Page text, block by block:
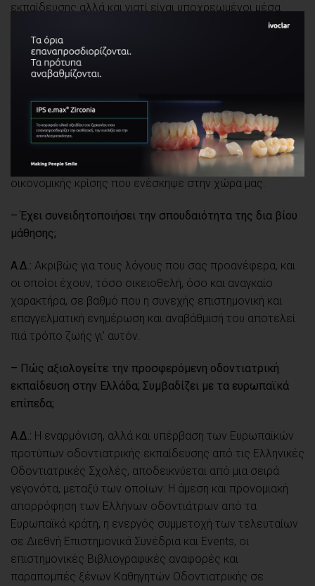
εκπαίδευσης αλλά και γιατί είναι υποχρεωμένοι μέσα
επαγγελματικής αγοράς. Τίθεται δηλαδή και ζήτημα
ζωτικής επαγγελματικής «επιβίωσής» τους, ενόψει και
του πληθωρισμού των Οδοντιάτρων σε σχέση με τις
πληθυσμού. Αψευδής επιβεβαίωση όσων αναφέρω,
αποτελεί η άμεση και προνομιακή απορρόφηση όλων των
Ελλήνων οδοντιάτρων από τα Ευρωπαϊκά κράτη, στα
οποία πολλοί συνάδελφοι έχουν καταφύγει, λόγω της
οικονομικής κρίσης που ενέσκηψε στην χώρα μας.
– Έχει συνειδητοποιήσει την σπουδαιότητα της δια βίου
μάθησης;
Α.Δ.: Ακριβώς για τους λόγους που σας προανέφερα, και
οι οποίοι έχουν, τόσο οικειοθελή, όσο και αναγκαίο
χαρακτήρα, σε βαθμό που η συνεχής επιστημονική και
επαγγελματική ενημέρωση και αναβάθμισή του αποτελεί
πιά τρόπο ζωής γι’ αυτόν.
– Πώς αξιολογείτε την προσφερόμενη οδοντιατρική
εκπαίδευση στην Ελλάδα; Συμβαδίζει με τα ευρωπαϊκά
επίπεδα;
Α.Δ.: Η εναρμόνιση, αλλά και υπέρβαση των Ευρωπαϊκών
προτύπων οδοντιατρικής εκπαίδευσης από τις Ελληνικές
Οδοντιατρικές Σχολές, αποδεικνύεται από μια σειρά
γεγονότα, μεταξύ των οποίων: Η άμεση και προνομιακή
απορρόφηση των Ελλήνων οδοντιάτρων από τα
Ευρωπαϊκά κράτη, η ενεργός συμμετοχή των τελευταίων
σε Διεθνή Επιστημονικά Συνέδρια και Events, οι
επιστημονικές Βιβλιογραφικές αναφορές και
παραπομπές ξένων Καθηγητών Οδοντιατρικής σε